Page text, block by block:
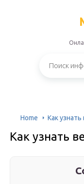
Home Как узнать
Как узнать